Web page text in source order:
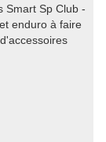
Smart Sp Club -
enduro à faire